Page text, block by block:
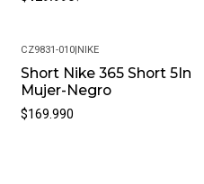
CZ9831-010| NIKE
Short Nike 365 Short 5In
Mujer-Negro
$169.990